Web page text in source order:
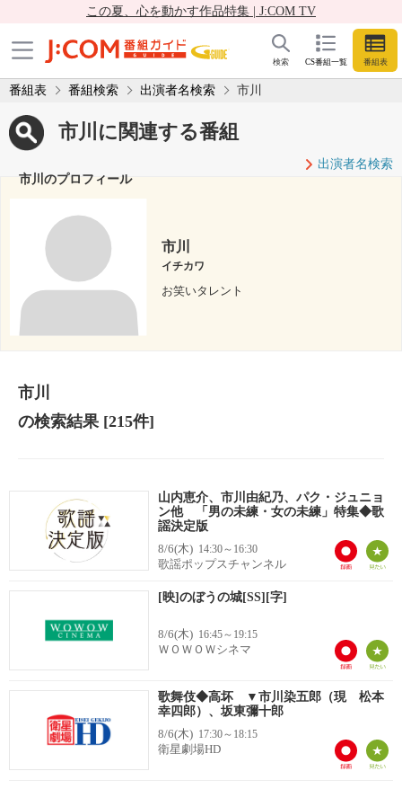
この夏、心を動かす作品特集 | J:COM TV
CS番組一覧 番組表
検索
番組表 番組検索 出演者名検索 市川
市川に関連する番組
出演者名検索
市川のプロフィール
市川
イチカワ
お笑いタレント
市川
の検索結果[215件]
山内恵介、市川由紀乃、パク・ジュニョ
ン他 「男の未練・女の未練」特集◆歌
謡決定版
8/6(木) 14:30～16:30
歌謡ポップスチャンネル
[映]のぼうの城[SS][字]
8/6(木) 16:45～19:15
ＷＯＷＯＷシネマ
歌舞伎◆高坏 ▼市川染五郎（現 松本
幸四郎）、坂東彌十郎
8/6(木) 17:30～18:15
衛星劇場HD